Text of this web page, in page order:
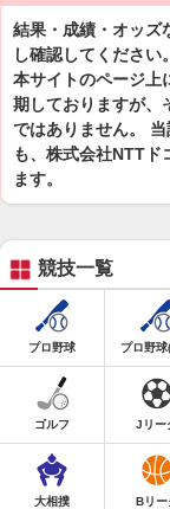
結果・成績・オッズ
し確認してください。
本サイトのページ上
期しておりますが、
ではありません。
も、株式会社NTTド
ます。
競技一覧
プロ野球 プロ野球
ゴルフ Jリー
大相撲 Bリー